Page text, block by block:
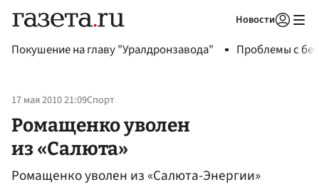
Новости
Покушение на главу "Уралдронзавода" Проблемы с
17 мая 2010 21:09Спорт
Ромащенко уволен
из «Салюта»
Ромащенко уволен из «Салюта-Энергии»